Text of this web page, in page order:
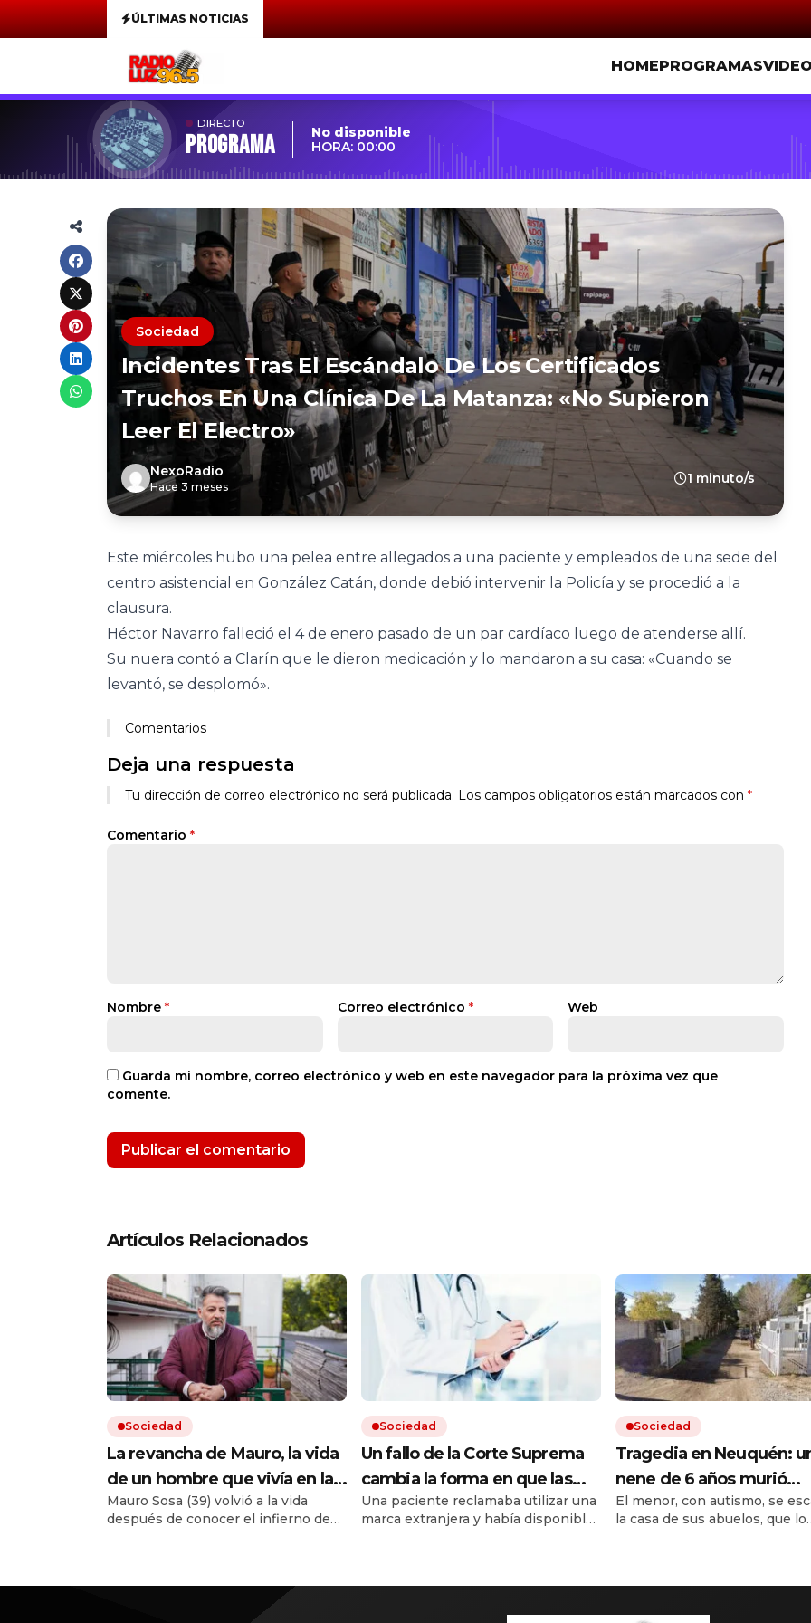
ÚLTIMAS NOTICIAS
HOMEPROGRAMAS
DIRECTO
Programa
No disponible
HORA: 00:00
Sociedad
Incidentes Tras El Escándalo De Los Certificados
Truchos En Una Clínica De La Matanza: «No Supieron
Leer El Electro»
NexoRadio
Hace 3 meses
1 minuto/s
Este miércoles hubo una pelea entre allegados a una paciente y empleados de una sede del
centro asistencial en González Catán, donde debió intervenir la Policía y se procedió a la
clausura.
Héctor Navarro falleció el 4 de enero pasado de un par cardíaco luego de atenderse allí.
Su nuera contó a Clarín que le dieron medicación y lo mandaron a su casa: «Cuando se
levantó, se desplomó».
Comentarios
Deja una respuesta
Tu dirección de correo electrónico no será publicada. Los campos obligatorios están marcados con *
Comentario *
Nombre * Correo electrónico * Web
Guarda mi nombre, correo electrónico y web en este navegador para la próxima vez que
comente.
Artículos Relacionados
Sociedad
La revancha de Mauro, la vida
de un hombre que vivía en la
calle y pudo reencontrar su
rumbo: «Ya no me reprocho»
Mauro Sosa (39) volvió a la vida
después de conocer el infierno de
fue darme cuenta de que necesitaba
Sociedad
Un fallo de la Corte Suprema
cambia la forma en que las
prepagas deben cubrir los
medicamentos más caros
Una paciente reclamaba utilizar una
marca extranjera y había disponible
La sentencia inédita sienta
Sociedad
Tragedia en Neuquén:
nene de 6 años murió
ahogado en una pileta
tratamiento de líquidos
El menor, con autismo, se
la casa de sus abuelos, que lo
predio. Su madre entró un